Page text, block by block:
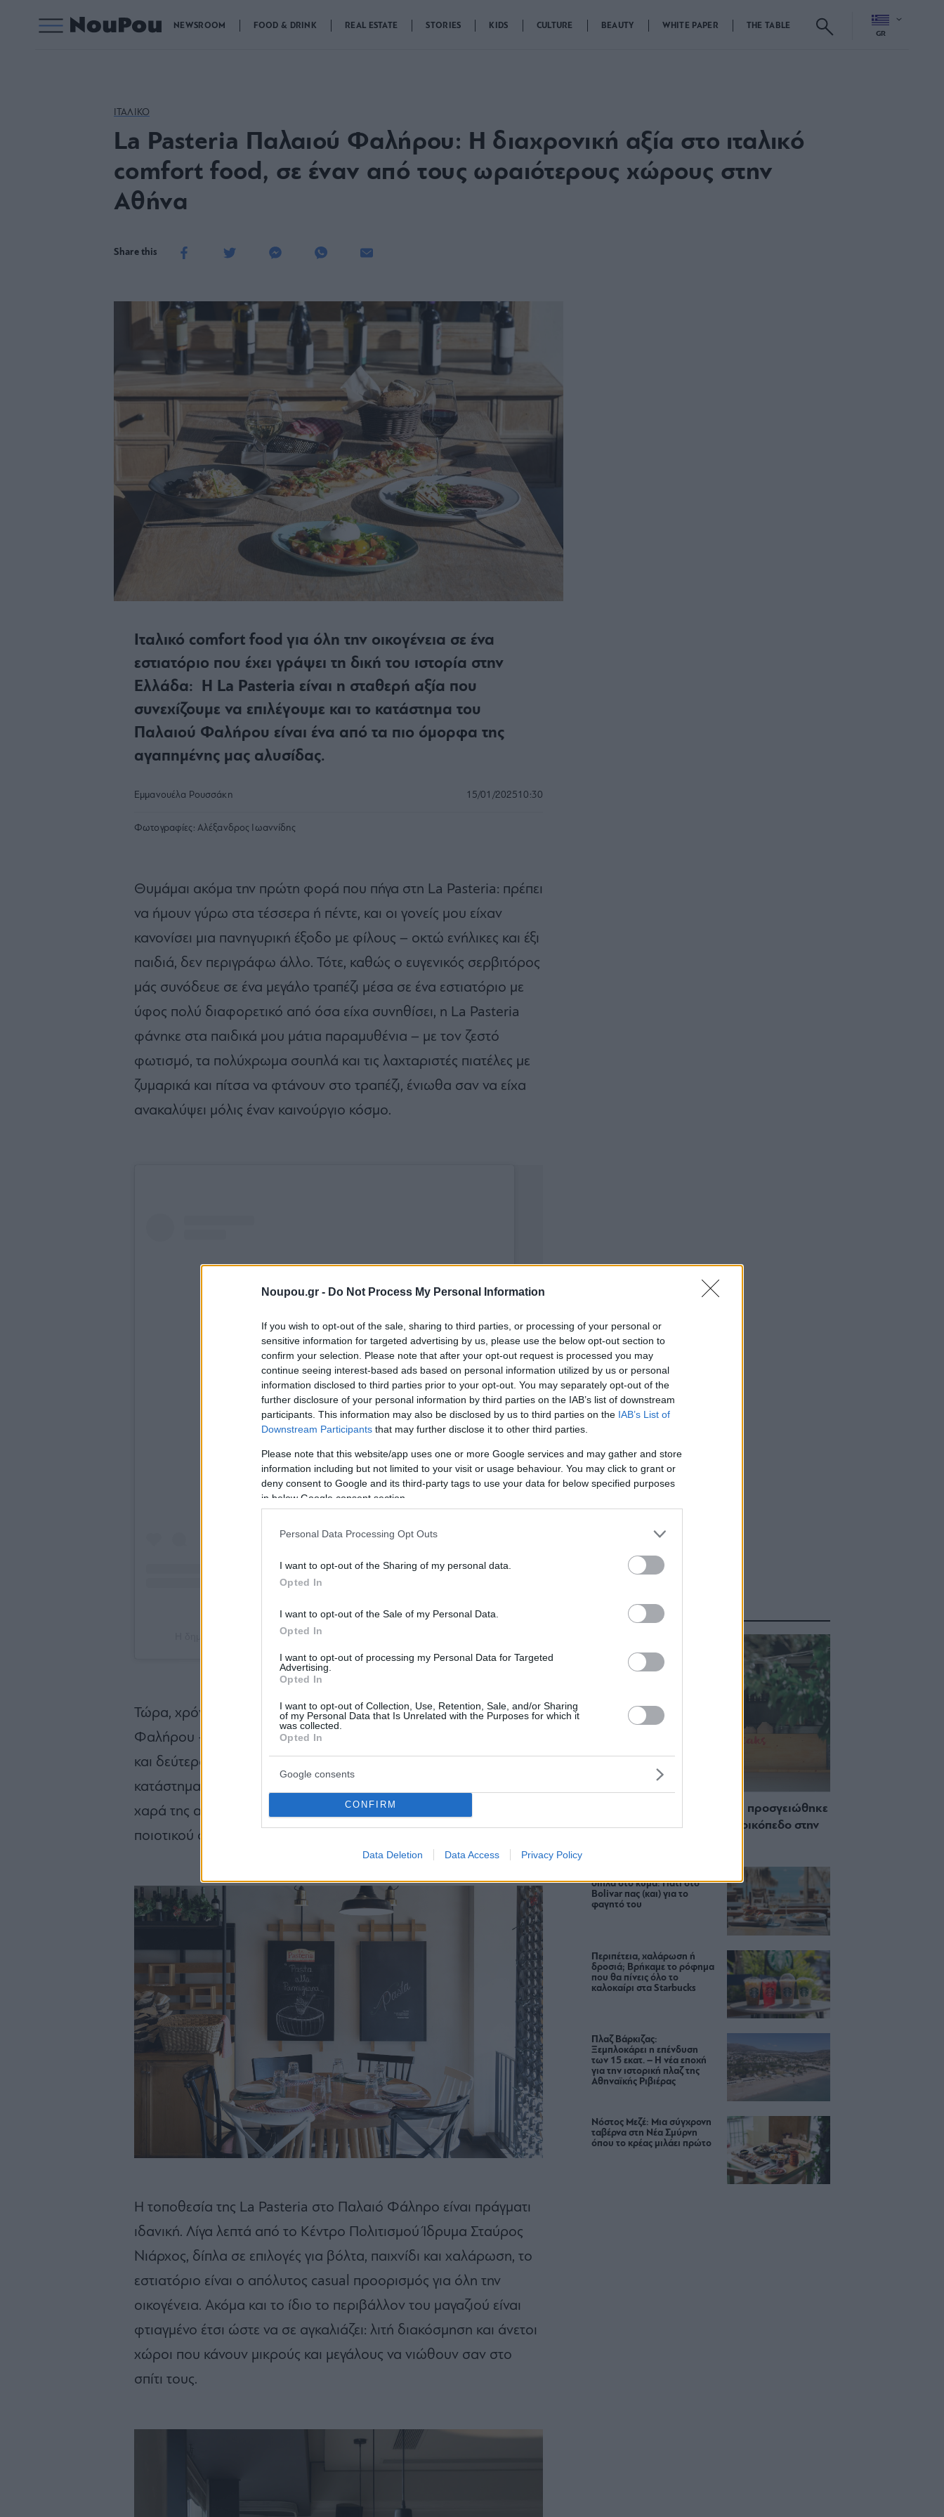
Noupou.gr - Do Not Process My Personal Information
If you wish to opt-out of the sale, sharing to third parties, or processing of your personal or
sensitive information for targeted advertising by us, please use the below opt-out section to
confirm your selection. Please note that after your opt-out request is processed you may
continue seeing interest-based ads based on personal information utilized by us or personal
information disclosed to third parties prior to your opt-out. You may separately opt-out of the
further disclosure of your personal information by third parties on the IAB’s list of downstream
participants. This information may also be disclosed by us to third parties on the IAB’s List of
Downstream Participants that may further disclose it to other third parties.
Please note that this website/app uses one or more Google services and may gather and store
information including but not limited to your visit or usage behaviour. You may click to grant or
deny consent to Google and its third-party tags to use your data for below specified purposes
in below Google consent section.
Personal Data Processing Opt Outs
I want to opt-out of the Sharing of my personal data.
Opted In
I want to opt-out of the Sale of my Personal Data.
Opted In
I want to opt-out of processing my Personal Data for Targeted
Advertising.
Opted In
I want to opt-out of Collection, Use, Retention, Sale, and/or Sharing
of my Personal Data that Is Unrelated with the Purposes for which it
was collected.
Opted In
Google consents
CONFIRM
Data Deletion Data Access Privacy Policy
NEWSROOM FOOD & DRINK REAL ESTATE STORIES KIDS CULTURE BEAUTY WHITE PAPER THE TABLE
GR
ΙΤΑΛΙΚΟ
La Pasteria Παλαιού Φαλήρου: Η διαχρονική αξία στο ιταλικό
comfort food, σε έναν από τους ωραιότερους χώρους στην
Αθήνα
Share this
Ιταλικό comfort food για όλη την οικογένεια σε ένα
εστιατόριο που έχει γράψει τη δική του ιστορία στην
Ελλάδα: Η La Pasteria είναι η σταθερή αξία που
συνεχίζουμε να επιλέγουμε και το κατάστημα του
Παλαιού Φαλήρου είναι ένα από τα πιο όμορφα της
αγαπημένης μας αλυσίδας.
Εμμανουέλα Ρουσσάκη 15/01/202510:30
Φωτογραφίες: Αλέξανδρος Ιωαννίδης
Θυμάμαι ακόμα την πρώτη φορά που πήγα στη La Pasteria: πρέπει
να ήμουν γύρω στα τέσσερα ή πέντε, και οι γονείς μου είχαν
κανονίσει μια πανηγυρική έξοδο με φίλους – οκτώ ενήλικες και έξι
παιδιά, δεν περιγράφω άλλο. Τότε, καθώς ο ευγενικός σερβιτόρος
μάς συνόδευε σε ένα μεγάλο τραπέζι μέσα σε ένα εστιατόριο με
ύφος πολύ διαφορετικό από όσα είχα συνηθίσει, η La Pasteria
φάνηκε στα παιδικά μου μάτια παραμυθένια – με τον ζεστό
φωτισμό, τα πολύχρωμα σουπλά και τις λαχταριστές πιατέλες με
ζυμαρικά και πίτσα να φτάνουν στο τραπέζι, ένιωθα σαν να είχα
ανακαλύψει μόλις έναν καινούργιο κόσμο.
Δείτε αυτή τη δημοσίευση στο Instagram.
Η δημοσίευση κοινοποιήθηκε από το χρήστη NouPou (@noupougr)
Τώρα, χρόνια μετά, επισκεπτόμενη τη La Pasteria στο Δέλτα του
Φαλήρου -πρώτον γιατί αρνούμαι να απομακρυνθώ από τα νότια
και δεύτερον γιατί η τοποθεσία είναι απίστευτα βολική και το
κατάστημα πολύ όμορφο- ένιωσα εκείνο το ίδιο συναίσθημα: τη
χαρά της απλότητας, της οικογενειακής ζεστασιάς και του
ποιοτικού φαγητού που δεν έχει αλλάξει μέσα στον χρόνο.
Η τοποθεσία της La Pasteria στο Παλαιό Φάληρο είναι πράγματι
ιδανική. Λίγα λεπτά από το Κέντρο Πολιτισμού Ίδρυμα Σταύρος
Νιάρχος, δίπλα σε επιλογές για βόλτα, παιχνίδι και χαλάρωση, το
εστιατόριο είναι ο απόλυτος casual προορισμός για όλη την
οικογένεια. Ακόμα και το ίδιο το περιβάλλον του μαγαζιού είναι
φτιαγμένο έτσι ώστε να σε αγκαλιάζει: λιτή διακόσμηση και άνετοι
χώροι που κάνουν μικρούς και μεγάλους να νιώθουν σαν στο
σπίτι τους.
ΔΙΑΒΑΣΤΕ ΑΚΟΜΑ
Staks: Πώς μια cool καντίνα προσγειώθηκε
(και ρίζωσε) σε ένα αθέατο οικόπεδο στην
δίπλα στο κύμα: Γιατί στο
Bolivar πας (και) για το
φαγητό του
Περιπέτεια, χαλάρωση ή
δροσιά; Βρήκαμε το ρόφημα
που θα πίνεις όλο το
καλοκαίρι στα Starbucks
Πλαζ Βάρκιζας:
Ξεμπλοκάρει η επένδυση
των 15 εκατ. – Η νέα εποχή
για την ιστορική πλαζ της
Αθηναϊκής Ριβιέρας
Νόστος Μεζέ: Μια σύγχρονη
ταβέρνα στη Νέα Σμύρνη
όπου το κρέας μιλάει πρώτο